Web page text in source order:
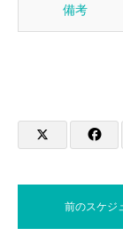
備考
前のスケジ